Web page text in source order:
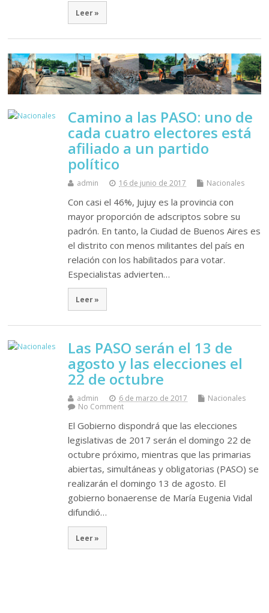
Leer »
Camino a las PASO: uno de
cada cuatro electores está
afiliado a un partido
político
admin 16 de junio de 2017 Nacionales
Con casi el 46%, Jujuy es la provincia con
mayor proporción de adscriptos sobre su
padrón. En tanto, la Ciudad de Buenos Aires es
el distrito con menos militantes del país en
relación con los habilitados para votar.
Especialistas advierten…
Leer »
Las PASO serán el 13 de
agosto y las elecciones el
22 de octubre
admin 6 de marzo de 2017
Nacionales
No Comment
El Gobierno dispondrá que las elecciones
legislativas de 2017 serán el domingo 22 de
octubre próximo, mientras que las primarias
abiertas, simultáneas y obligatorias (PASO) se
realizarán el domingo 13 de agosto. El
gobierno bonaerense de María Eugenia Vidal
difundió…
Leer »